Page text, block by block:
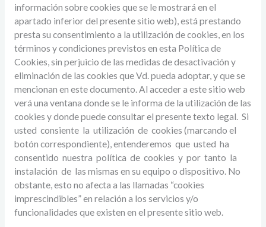
información sobre cookies que se le mostrará en el
apartado inferior del presente sitio web), está prestando
presta su consentimiento a la utilización de cookies, en los
términos y condiciones previstos en esta Política de
Cookies, sin perjuicio de las medidas de desactivación y
eliminación de las cookies que Vd. pueda adoptar, y que se
mencionan en este documento. Al acceder a este sitio web
verá una ventana donde se le informa de la utilización de las
cookies y donde puede consultar el presente texto legal. Si
usted consiente la utilización de cookies (marcando el
botón correspondiente), entenderemos que usted ha
consentido nuestra política de cookies y por tanto la
instalación de las mismas en su equipo o dispositivo. No
obstante, esto no afecta a las llamadas “cookies
imprescindibles” en relación a los servicios y/o
funcionalidades que existen en el presente sitio web.